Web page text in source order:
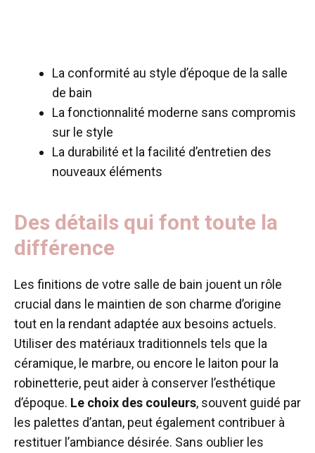
La conformité au style d’époque de la salle
de bain
La fonctionnalité moderne sans compromis
sur le style
La durabilité et la facilité d’entretien des
nouveaux éléments
Des détails qui font toute la
différence
Les finitions de votre salle de bain jouent un rôle
crucial dans le maintien de son charme d’origine
tout en la rendant adaptée aux besoins actuels.
Utiliser des matériaux traditionnels tels que la
céramique, le marbre, ou encore le laiton pour la
robinetterie, peut aider à conserver l’esthétique
d’époque. Le choix des couleurs, souvent guidé par
les palettes d’antan, peut également contribuer à
restituer l’ambiance désirée. Sans oublier les